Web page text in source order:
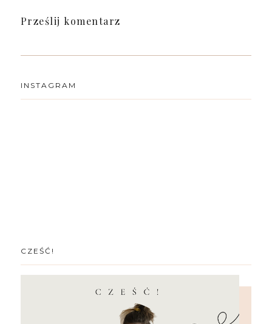
Prześlij komentarz
INSTAGRAM
CZEŚĆ!